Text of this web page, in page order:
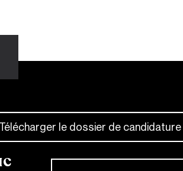
Télécharger le dossier de candidature